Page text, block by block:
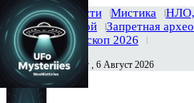
Главная Новости Мистика
НЛО,
Тайны вселенной
Запретная
История
Гороскоп 2026
Сегодня Четверг , 6 Август 2026